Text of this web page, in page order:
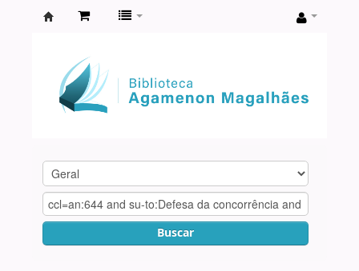
Agamenon
Magalhães
Buscar